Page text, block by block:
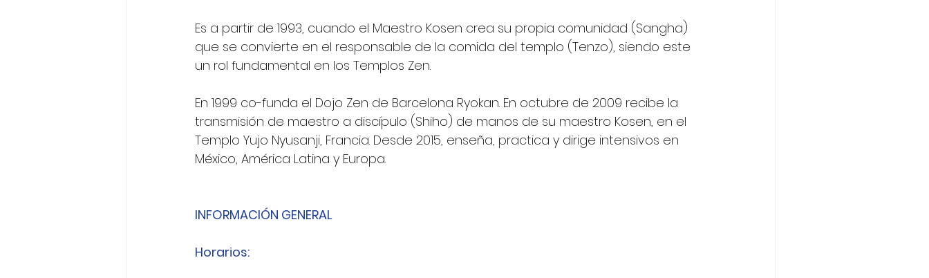
Es a partir de 1993, cuando el Maestro Kosen crea su propia comunidad (Sangha)
que se convierte en el responsable de la comida del templo (Tenzo), siendo este
un rol fundamental en los Templos Zen.
En 1999 co-funda el Dojo Zen de Barcelona Ryokan. En octubre de 2009 recibe la
transmisión de maestro a discípulo (Shiho) de manos de su maestro Kosen, en el
Templo Yujo Nyusanji, Francia. Desde 2015, enseña, practica y dirige intensivos en
México, América Latina y Europa.
INFORMACIÓN GENERAL
Horarios: